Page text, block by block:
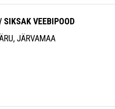
VEEBIPOOD
JÄRVAMAA